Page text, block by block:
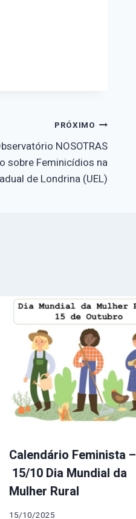
PRÓXIMO
NOSOTRAS
sobre Feminicídios na
de Londrina (UEL)
Calendário Feminista –
15/10 Dia Mundial da
Mulher Rural
15/10/2025